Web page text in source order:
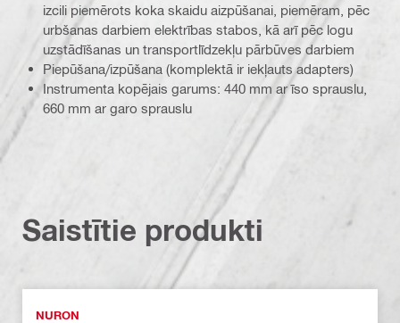
izcili piemērots koka skaidu aizpūšanai, piemēram, pēc
urbšanas darbiem elektrības stabos, kā arī pēc logu
uzstādīšanas un transportlīdzekļu pārbūves darbiem
Piepūšana/izpūšana (komplektā ir iekļauts adapters)
Instrumenta kopējais garums: 440 mm ar īso sprauslu,
660 mm ar garo sprauslu
Saistītie produkti
NURON